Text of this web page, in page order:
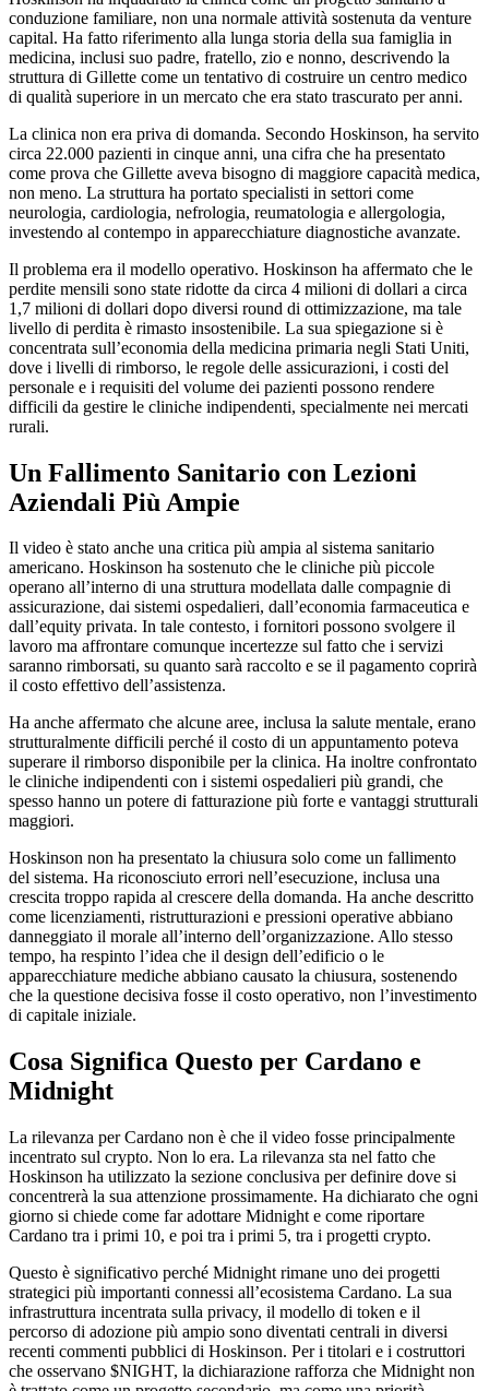
conduzione familiare, non una normale attività sostenuta da venture
capital. Ha fatto riferimento alla lunga storia della sua famiglia in
medicina, inclusi suo padre, fratello, zio e nonno, descrivendo la
struttura di Gillette come un tentativo di costruire un centro medico
di qualità superiore in un mercato che era stato trascurato per anni.
La clinica non era priva di domanda. Secondo Hoskinson, ha servito
circa 22.000 pazienti in cinque anni, una cifra che ha presentato
come prova che Gillette aveva bisogno di maggiore capacità medica,
non meno. La struttura ha portato specialisti in settori come
neurologia, cardiologia, nefrologia, reumatologia e allergologia,
investendo al contempo in apparecchiature diagnostiche avanzate.
Il problema era il modello operativo. Hoskinson ha affermato che le
perdite mensili sono state ridotte da circa 4 milioni di dollari a circa
1,7 milioni di dollari dopo diversi round di ottimizzazione, ma tale
livello di perdita è rimasto insostenibile. La sua spiegazione si è
concentrata sull’economia della medicina primaria negli Stati Uniti,
dove i livelli di rimborso, le regole delle assicurazioni, i costi del
personale e i requisiti del volume dei pazienti possono rendere
difficili da gestire le cliniche indipendenti, specialmente nei mercati
rurali.
Un Fallimento Sanitario con Lezioni
Aziendali Più Ampie
Il video è stato anche una critica più ampia al sistema sanitario
americano. Hoskinson ha sostenuto che le cliniche più piccole
operano all’interno di una struttura modellata dalle compagnie di
assicurazione, dai sistemi ospedalieri, dall’economia farmaceutica e
dall’equity privata. In tale contesto, i fornitori possono svolgere il
lavoro ma affrontare comunque incertezze sul fatto che i servizi
saranno rimborsati, su quanto sarà raccolto e se il pagamento coprirà
il costo effettivo dell’assistenza.
Ha anche affermato che alcune aree, inclusa la salute mentale, erano
strutturalmente difficili perché il costo di un appuntamento poteva
superare il rimborso disponibile per la clinica. Ha inoltre confrontato
le cliniche indipendenti con i sistemi ospedalieri più grandi, che
spesso hanno un potere di fatturazione più forte e vantaggi strutturali
maggiori.
Hoskinson non ha presentato la chiusura solo come un fallimento
del sistema. Ha riconosciuto errori nell’esecuzione, inclusa una
crescita troppo rapida al crescere della domanda. Ha anche descritto
come licenziamenti, ristrutturazioni e pressioni operative abbiano
danneggiato il morale all’interno dell’organizzazione. Allo stesso
tempo, ha respinto l’idea che il design dell’edificio o le
apparecchiature mediche abbiano causato la chiusura, sostenendo
che la questione decisiva fosse il costo operativo, non l’investimento
di capitale iniziale.
Cosa Significa Questo per Cardano e
Midnight
La rilevanza per Cardano non è che il video fosse principalmente
incentrato sul crypto. Non lo era. La rilevanza sta nel fatto che
Hoskinson ha utilizzato la sezione conclusiva per definire dove si
concentrerà la sua attenzione prossimamente. Ha dichiarato che ogni
giorno si chiede come far adottare Midnight e come riportare
Cardano tra i primi 10, e poi tra i primi 5, tra i progetti crypto.
Questo è significativo perché Midnight rimane uno dei progetti
strategici più importanti connessi all’ecosistema Cardano. La sua
infrastruttura incentrata sulla privacy, il modello di token e il
percorso di adozione più ampio sono diventati centrali in diversi
recenti commenti pubblici di Hoskinson. Per i titolari e i costruttori
che osservano $NIGHT, la dichiarazione rafforza che Midnight non